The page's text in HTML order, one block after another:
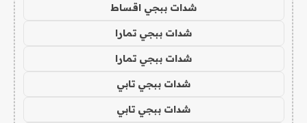
شدات ببجي اقساط
شدات ببجي تمارا
شدات ببجي تمارا
شدات ببجي تابي
شدات ببجي تابي